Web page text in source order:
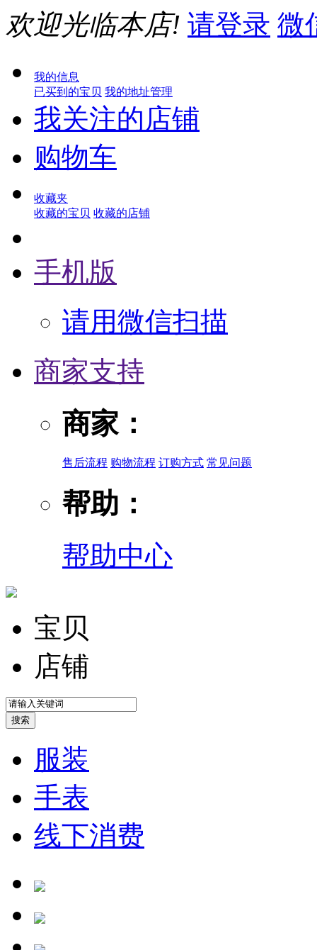
欢迎光临本店! 请登录 微
我的信息
已买到的宝贝 我的地址管理
我关注的店铺
购物车
收藏夹
收藏的宝贝 收藏的店铺
手机版
请用微信扫描
商家支持
商家：
售后流程 购物流程 订购方式 常见问题
帮助：
帮助中心
宝贝
店铺
服装
手表
线下消费